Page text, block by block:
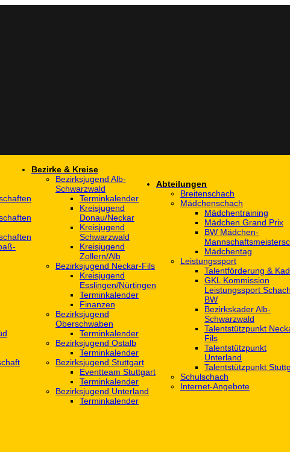
Bezirke & Kreise
Bezirksjugend Alb-
Schwarzwald
Terminkalender
Kreisjugend
Donau/Neckar
Kreisjugend
Schwarzwald
Kreisjugend
Zollern/Alb
Bezirksjugend Neckar-Fils
Kreisjugend
‎Esslingen/Nürtingen
Terminkalender
Finanzen
Bezirksjugend
Oberschwaben
Terminkalender
Bezirksjugend Ostalb
Terminkalender
Bezirksjugend Stuttgart
‎Eventteam Stuttgart
Terminkalender
Bezirksjugend Unterland
Terminkalender
Abteilungen
Breitenschach
Mädchenschach
Mädchentraining
Mädchen Grand Prix
BW Mädchen-
Mädchentag
Leistungssport
Talentförderung &
GKL Kommission
Leistungssport
BW
Bezirkskader Alb-
Schwarzwald
Talentstützpunkt
Fils
Talentstützpunkt
Unterland
Talentstützpunkt
Schulschach
Internet-Angebote